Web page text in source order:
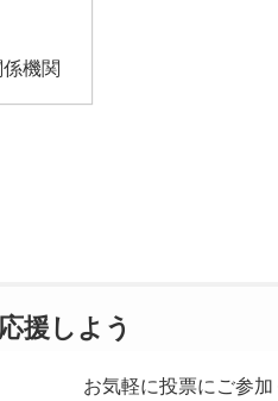
機関
援しよう
お気軽に投票にご参加